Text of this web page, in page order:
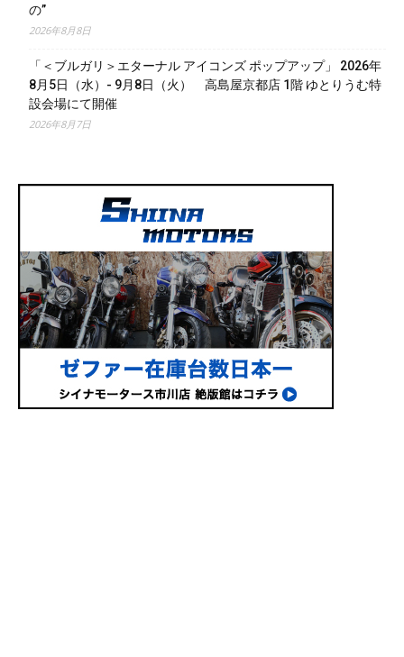
の”
2026年8月8日
「＜ブルガリ＞エターナル アイコンズ ポップアップ」 2026年
8月5日（水）- 9月8日（火） 高島屋京都店 1階 ゆとりうむ特
設会場にて開催
2026年8月7日